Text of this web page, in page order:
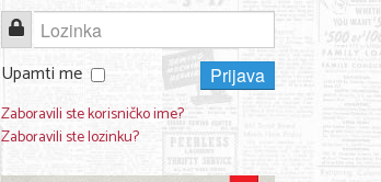
Lozinka
Upamti me
Prijava
Zaboravili ste korisničko ime?
Zaboravili ste lozinku?